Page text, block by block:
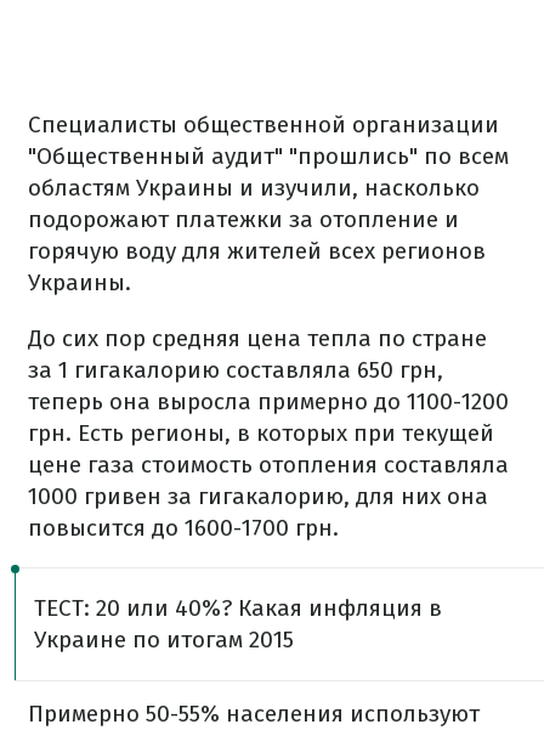
Специалисты общественной организации
"Общественный аудит" "прошлись" по всем
областям Украины и изучили, насколько
подорожают платежки за отопление и
горячую воду для жителей всех регионов
Украины.
До сих пор средняя цена тепла по стране
за 1 гигакалорию составляла 650 грн,
теперь она выросла примерно до 1100-1200
грн. Есть регионы, в которых при текущей
цене газа стоимость отопления составляла
1000 гривен за гигакалорию, для них она
повысится до 1600-1700 грн.
ТЕСТ: 20 или 40%? Какая инфляция в
Украине по итогам 2015
Примерно 50-55% населения используют